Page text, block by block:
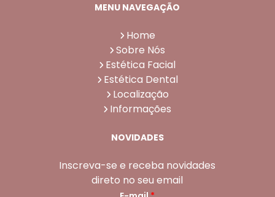
MENU NAVEGAÇÃO
Home
Sobre Nós
Estética Facial
Estética Dental
Localização
Informações
NOVIDADES
Inscreva-se e receba novidades
direto no seu email